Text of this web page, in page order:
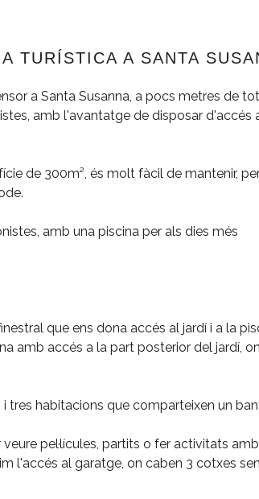
TURÍSTICA A SANTA
a Santa Susanna, a pocs metres de
amb l'avantatge de disposar d'accés
de 300m², és molt fàcil de mantenir,
amb una piscina per als dies més
que ens dona accés al jardí i a la
amb accés a la part posterior del jardí,
tres habitacions que comparteixen un
pel·lícules, partits o fer activitats amb
l'accés al garatge, on caben 3 cotxes